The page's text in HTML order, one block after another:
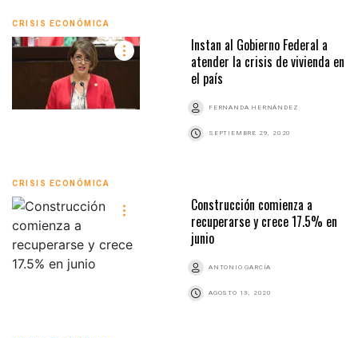
CRISIS ECONÓMICA
Instan al Gobierno Federal a
atender la crisis de vivienda en
el país
FERNANDA HERNÁNDEZ
SEPTIEMBRE 29, 2020
CRISIS ECONÓMICA
Construcción comienza a
recuperarse y crece 17.5% en
junio
ANTONIO GARCÍA
AGOSTO 13, 2020